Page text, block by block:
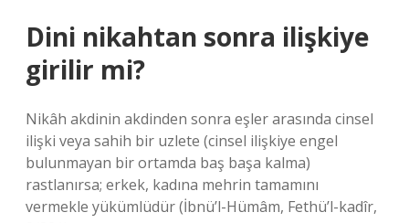
Dini nikahtan sonra ilişkiye
girilir mi?
Nikâh akdinin akdinden sonra eşler arasında cinsel
ilişki veya sahih bir uzlete (cinsel ilişkiye engel
bulunmayan bir ortamda baş başa kalma)
rastlanırsa; erkek, kadına mehrin tamamını
vermekle yükümlüdür (İbnü’l-Hümâm, Fethü’l-kadîr,